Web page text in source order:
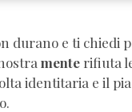
durano e ti chiedi
mente rifiuta
identitaria e il